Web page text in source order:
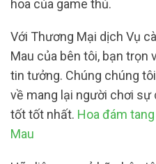
hoa của game thủ.
Với Thương Mại dịch Vụ
Mau của bên tôi, bạn trọn
tin tưởng. Chúng chúng
về mang lại người chơi
tốt tốt nhất. Hoa đám
Mau